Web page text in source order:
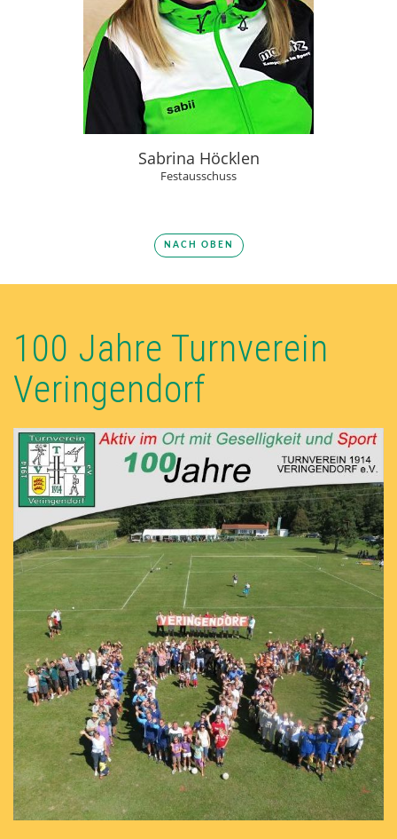
Sabrina Höcklen
Festausschuss
NACH OBEN
100 Jahre Turnverein
Veringendorf